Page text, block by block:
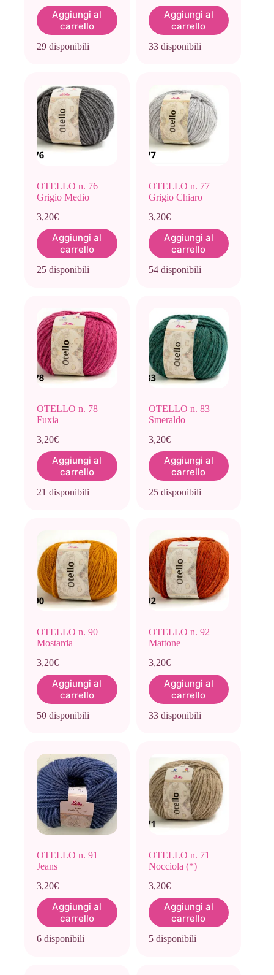
Aggiungi al
carrello
29 disponibili
Aggiungi al
carrello
33 disponibili
OTELLO n. 76
Grigio Medio
3,20€
Aggiungi al
carrello
25 disponibili
OTELLO n. 77
Grigio Chiaro
3,20€
Aggiungi al
carrello
54 disponibili
OTELLO n. 78
Fuxia
3,20€
Aggiungi al
carrello
21 disponibili
OTELLO n. 83
Smeraldo
3,20€
Aggiungi al
carrello
25 disponibili
OTELLO n. 90
Mostarda
3,20€
Aggiungi al
carrello
50 disponibili
OTELLO n. 92
Mattone
3,20€
Aggiungi al
carrello
33 disponibili
OTELLO n. 91
Jeans
3,20€
Aggiungi al
carrello
6 disponibili
OTELLO n. 71
Nocciola (*)
3,20€
Aggiungi al
carrello
5 disponibili